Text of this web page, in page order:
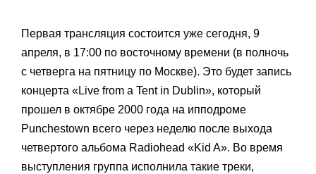
Первая трансляция состоится уже сегодня, 9
апреля, в 17:00 по восточному времени (в полночь
с четверга на пятницу по Москве). Это будет запись
концерта «Live from а Tent in Dublin», который
прошел в октябре 2000 года на ипподроме
Punchestown всего через неделю после выхода
четвертого альбома Radiohead «Kid A». Во время
выступления группа исполнила такие треки,